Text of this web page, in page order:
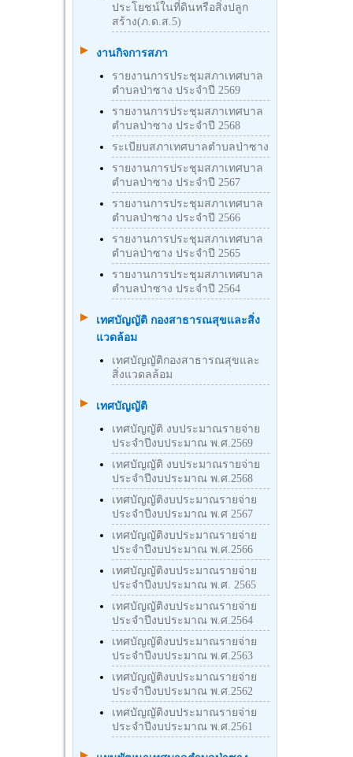
ประโยชน์ในที่ดินหรือสิ่งปลูก
สร้าง(ภ.ด.ส.5)
งานกิจการสภา
รายงานการประชุมสภาเทศบาล
ตำบลป่าซาง ประจำปี 2569
รายงานการประชุมสภาเทศบาล
ตำบลป่าซาง ประจำปี 2568
ระเบียบสภาเทศบาลตำบลป่าซาง
รายงานการประชุมสภาเทศบาล
ตำบลป่าซาง ประจำปี 2567
รายงานการประชุมสภาเทศบาล
ตำบลป่าซาง ประจำปี 2566
รายงานการประชุมสภาเทศบาล
ตำบลป่าซาง ประจำปี 2565
รายงานการประชุมสภาเทศบาล
ตำบลป่าซาง ประจำปี 2564
เทศบัญญัติ กองสาธารณสุขและสิ่ง
แวดล้อม
เทศบัญญัติกองสาธารณสุขและ
สิ่งแวดลล้อม
เทศบัญญัติ
เทศบัญญัติ งบประมาณรายจ่าย
ประจำปีงบประมาณ พ.ศ.2569
เทศบัญญัติ งบประมาณรายจ่าย
ประจำปีงบประมาณ พ.ศ.2568
เทศบัญญัติงบประมาณรายจ่าย
ประจำปีงบประมาณ พ.ศ 2567
เทศบัญญัติงบประมาณรายจ่าย
ประจำปีงบประมาณ พ.ศ.2566
เทศบัญญัติงบประมาณรายจ่าย
ประจำปีงบประมาณ พ.ศ. 2565
เทศบัญญัติงบประมาณรายจ่าย
ประจำปีงบประมาณ พ.ศ.2564
เทศบัญญัติงบประมาณรายจ่าย
ประจำปีงบประมาณ พ.ศ.2563
เทศบัญญัติงบประมาณรายจ่าย
ประจำปีงบประมาณ พ.ศ.2562
เทศบัญญัติงบประมาณรายจ่าย
ประจำปีงบประมาณ พ.ศ.2561